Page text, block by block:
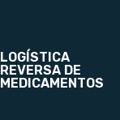
LOGÍSTICA
REVERSA DE
MEDICAMENTOS